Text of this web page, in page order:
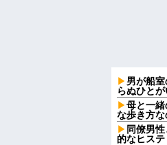
男が船
らぬひと
母と一
な歩き方な
同僚男
的なヒス